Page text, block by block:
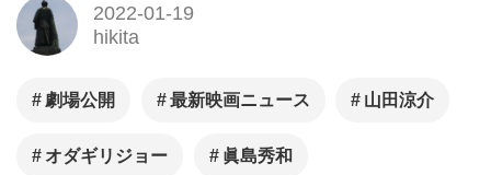
2022-01-19
hikita
劇場公開 最新映画ニュース 山田涼介
オダギリジョー 眞島秀和